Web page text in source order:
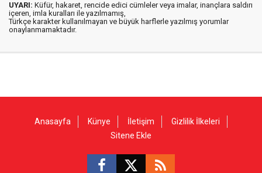
UYARI: Küfür, hakaret, rencide edici cümleler veya imalar, inançlara saldırı
içeren, imla kuralları ile yazılmamış,
Türkçe karakter kullanılmayan ve büyük harflerle yazılmış yorumlar
onaylanmamaktadır.
Anasayfa Künye İletişim
Gizlilik İlkeleri
Sitene Ekle